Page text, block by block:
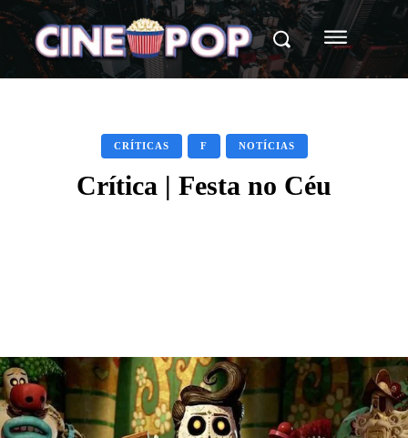
CRÍTICAS F NOTÍCIAS
Crítica | Festa no Céu